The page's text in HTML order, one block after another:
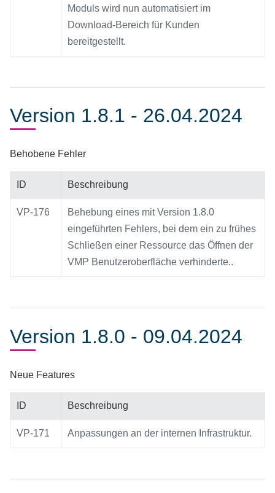
Moduls wird nun automatisiert im
Download-Bereich für Kunden
bereitgestellt.
Version 1.8.1 - 26.04.2024
Behobene Fehler
ID Beschreibung
VP-176
Behebung eines mit Version 1.8.0
eingeführten Fehlers, bei dem ein zu frühes
Schließen einer Ressource das Öffnen der
VMP Benutzeroberfläche verhinderte..
Version 1.8.0 - 09.04.2024
Neue Features
ID Beschreibung
VP-171 Anpassungen an der internen Infrastruktur.